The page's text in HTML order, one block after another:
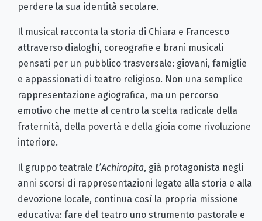
perdere la sua identità secolare.
Il musical racconta la storia di Chiara e Francesco
attraverso dialoghi, coreografie e brani musicali
pensati per un pubblico trasversale: giovani, famiglie
e appassionati di teatro religioso. Non una semplice
rappresentazione agiografica, ma un percorso
emotivo che mette al centro la scelta radicale della
fraternità, della povertà e della gioia come rivoluzione
interiore.
Il gruppo teatrale L’Achiropita, già protagonista negli
anni scorsi di rappresentazioni legate alla storia e alla
devozione locale, continua così la propria missione
educativa: fare del teatro uno strumento pastorale e